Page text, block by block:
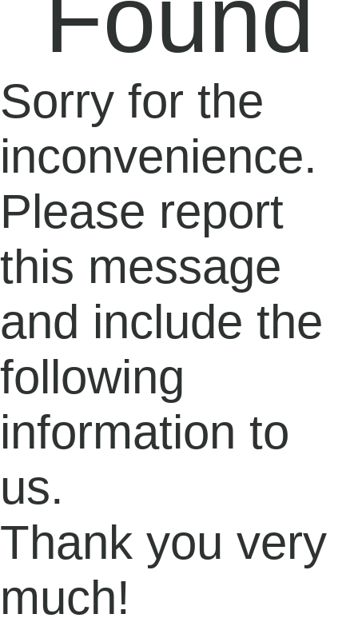
Sorry for the
inconvenience.
Please report
this message
and include the
following
information to
us.
Thank you very
much!